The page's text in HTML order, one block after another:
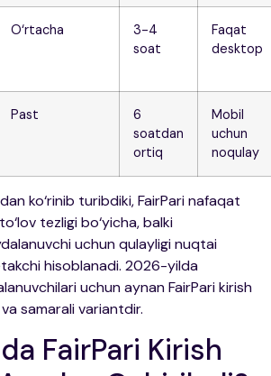
O‘rtacha
3-4
soat
Faqat
desktop
Past
6
soatdan
ortiq
Mobil
uchun
noqulay
ko‘rinib turibdiki, FairPari nafaqat
tezligi bo‘yicha, balki
uchun qulayligi nuqtai
hisoblanadi. 2026-yilda
uchun aynan FairPari kirish
samarali variantdir.
FairPari Kirish